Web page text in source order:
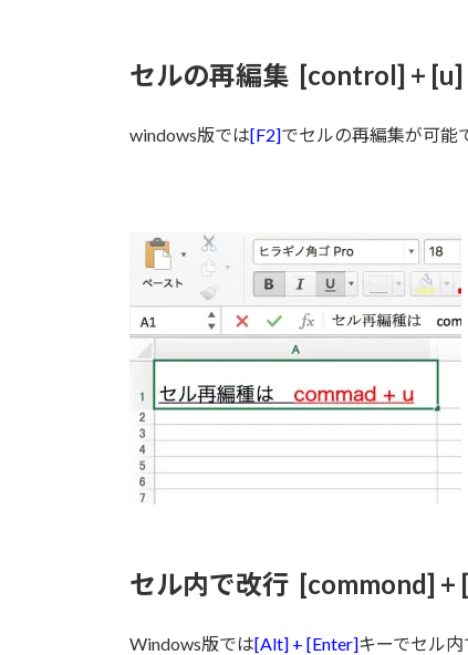
セルの再編集 [control] + [u]
windows版では[F2]でセルの再編集が可能
セル内で改行 [commond]
Windows版では[Alt] + [Enter]キーでセル